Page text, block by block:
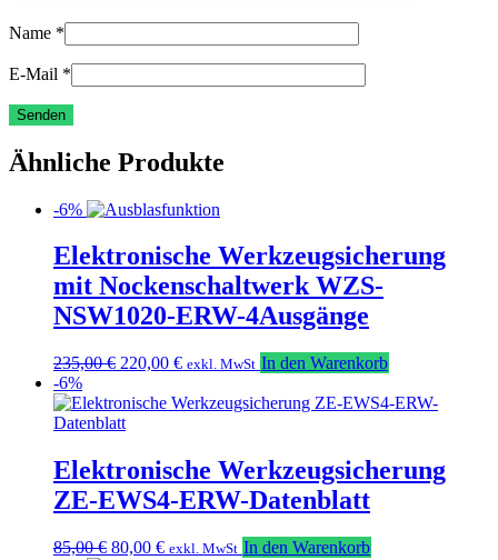
Name *
E-Mail *
Ähnliche Produkte
-6%
Elektronische Werkzeugsicherung
mit Nockenschaltwerk WZS-
NSW1020-ERW-4Ausgänge
235,00€ Ursprünglicher
war:
235,00 €
220,00 €Aktueller
ist:
exkl. MwSt In den Warenkorb
-6%
Elektronische Werkzeugsicherung
ZE-EWS4-ERW-Datenblatt
85,00€ Ursprünglicher
80,00 €Aktueller
exkl. MwSt In den Warenkorb